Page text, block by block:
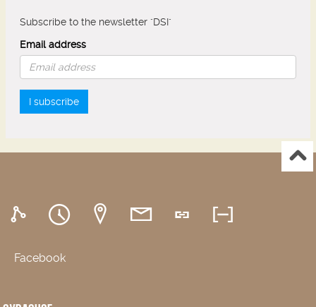
Subscribe to the newsletter "DSI"
Email address
I subscribe
Facebook